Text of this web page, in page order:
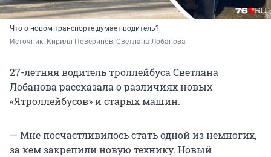
Что о новом транспорте думает водитель?
Источник: Кирилл Поверинов, Светлана Лобанова
27-летняя водитель троллейбуса Светлана
Лобанова рассказала о различиях новых
«Ятроллейбусов» и старых машин.
— Мне посчастливилось стать одной из немногих,
за кем закрепили новую технику. Новый